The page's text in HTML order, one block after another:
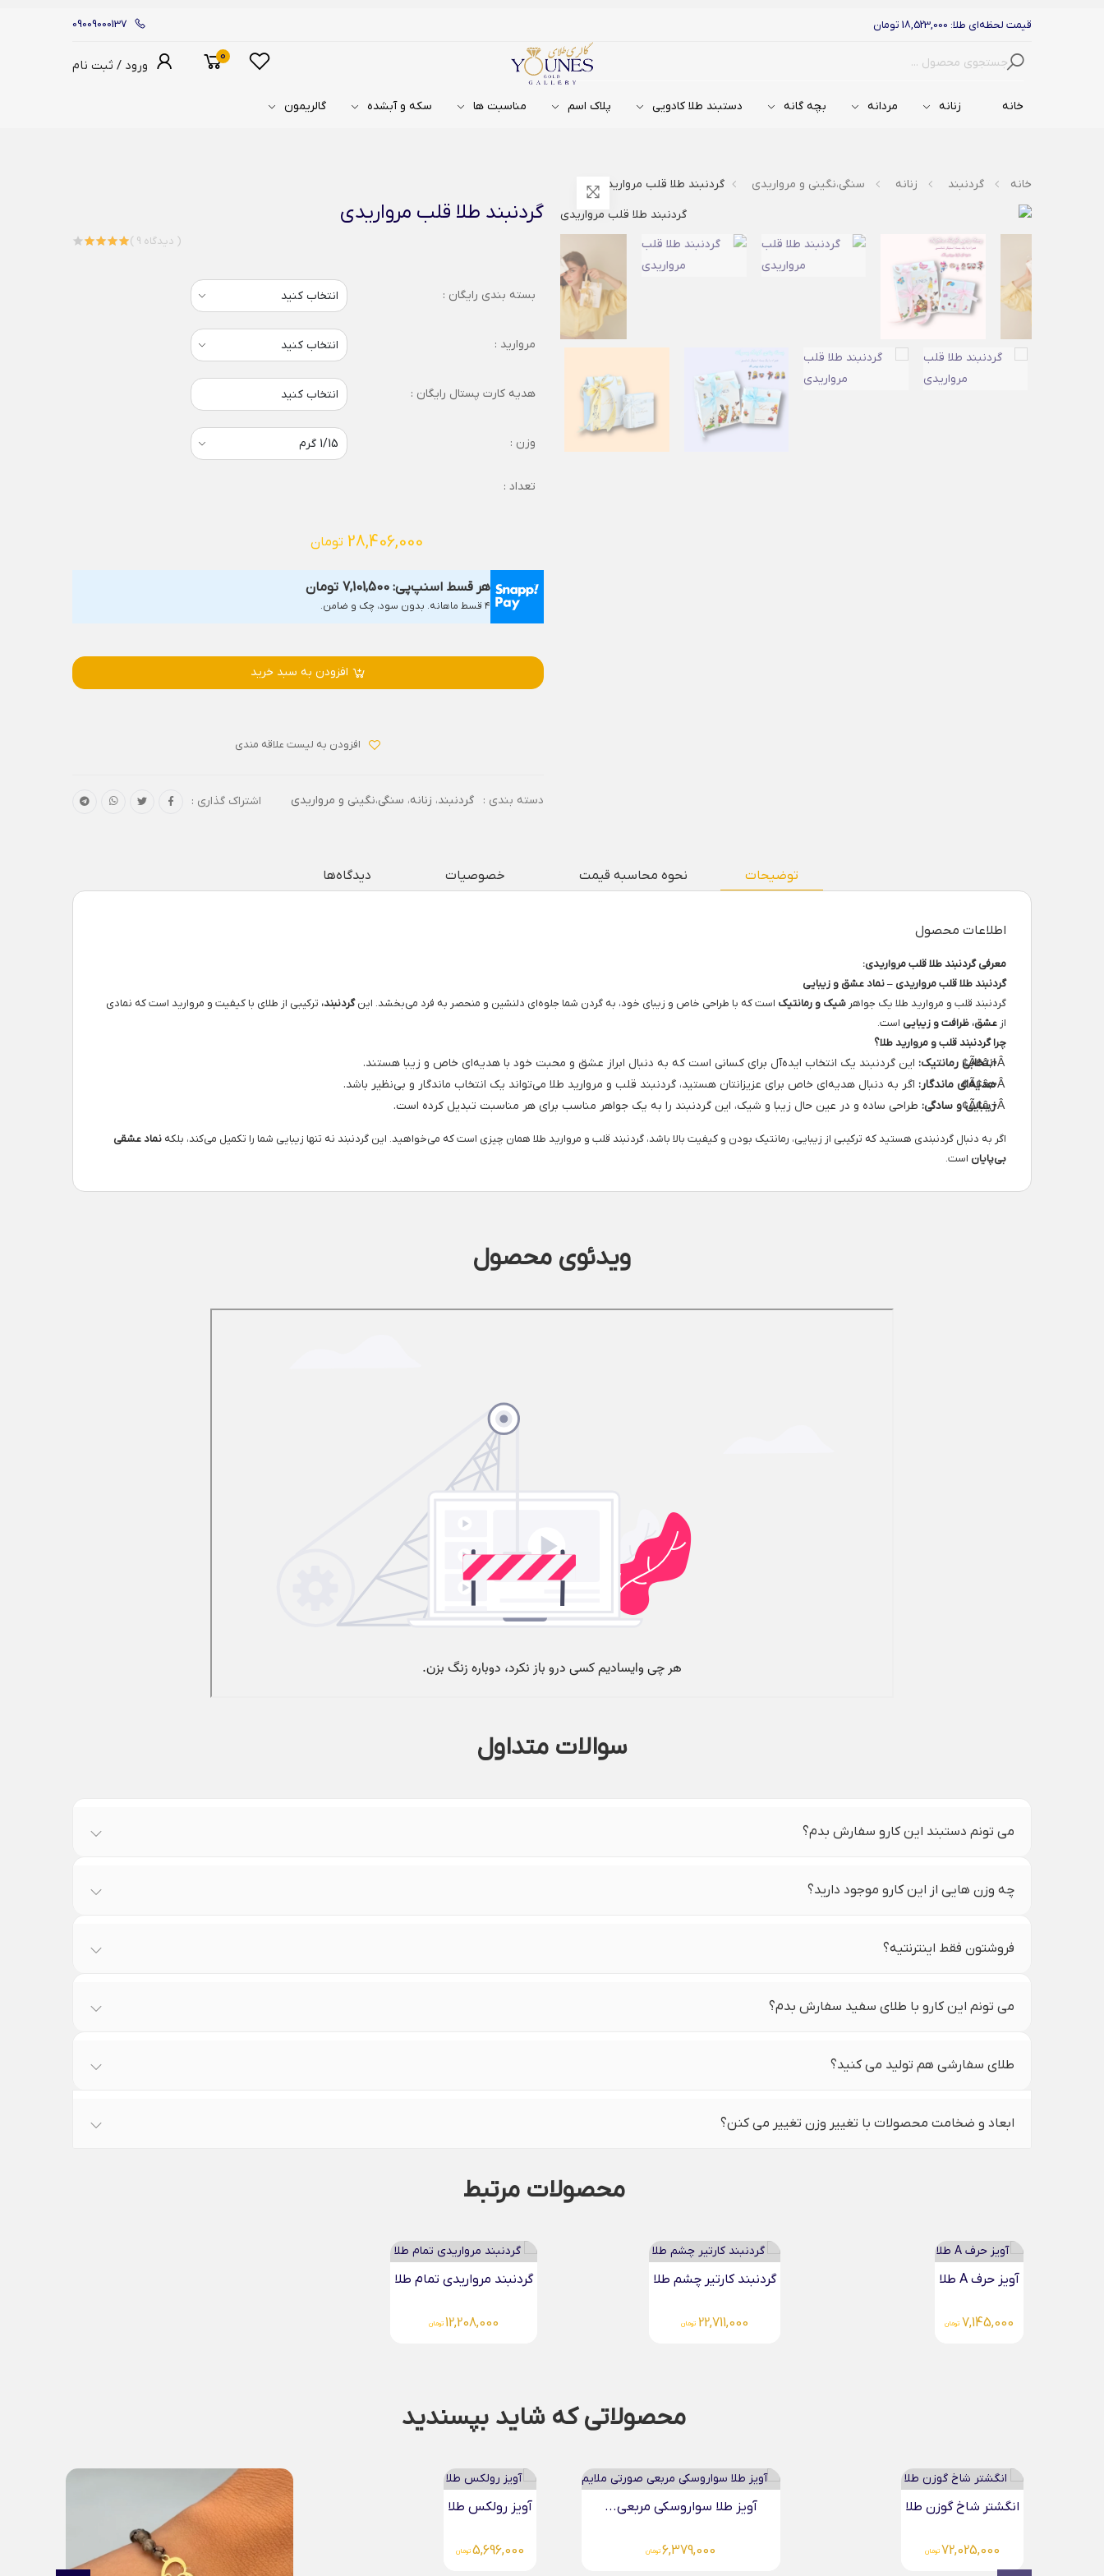
قیمت لحظه‌ای طلا: 18,523,000 تومان 09009000137
جستجو
ورود / ثبت نام
0
خانه زنانه مردانه بچه گانه دستبند طلا کادویی پلاک اسم مناسبت ها سکه و آبشده گالریمون
خانه گردنبند زنانه سنگی،نگینی و مرواریدی گردنبند طلا قلب مرواریدی
گردنبند طلا قلب مرواریدی
( 9 دیدگاه )
بسته بندی رایگان :
مروارید :
هدیه کارت پستال رایگان : انتخاب کنید
وزن :
تعداد :
28,406,000 تومان
هر قسط اسنپ‌پی: 7,101,500 تومان
۴ قسط ماهانه. بدون سود، چک و ضامن.
افزودن به سبد خرید
افزودن به لیست علاقه مندی
دسته بندی : گردنبند، زنانه، سنگی،نگینی و مرواریدی اشتراک گذاری :
توضیحات نحوه محاسبه قیمت خصوصیات دیدگاه‌ها
اطلاعات محصول
معرفی گردنبند طلا قلب مرواریدی:
گردنبند طلا قلب مرواریدی – نماد عشق و زیبایی
گردنبند قلب و مروارید طلا یک جواهر شیک و رمانتیک است که با طراحی خاص و زیبای خود، به گردن شما جلوه‌ای دلنشین و منحصر به فرد می‌بخشد. اینگردنبند، ترکیبی از طلای با کیفیت و مروارید است که نمادی
از عشق، ظرافت و زیبایی است.
چرا گردنبند قلب و مروارید طلا؟
انتخابی رمانتیک: این گردنبند یک انتخاب ایده‌آل برای کسانی است که به دنبال ابراز عشق و محبت خود با هدیه‌ای خاص و زیبا هستند.
هدیه‌ای ماندگار: اگر به دنبال هدیه‌ای خاص برای عزیزانتان هستید، گردنبند قلب و مروارید طلا می‌تواند یک انتخاب ماندگار و بی‌نظیر باشد.
زیبایی و سادگی: طراحی ساده و در عین حال زیبا و شیک، این گردنبند را به یک جواهر مناسب برای هر مناسبت تبدیل کرده است.
اگر به دنبال گردنبندی هستید که ترکیبی از زیبایی، رمانتیک بودن و کیفیت بالا باشد، گردنبند قلب و مروارید طلا همان چیزی است که می‌خواهید. این گردنبند نه تنها زیبایی شما را تکمیل می‌کند، بلکه نماد عشقی
بی‌پایان است.
ویدئوی محصول
سوالات متداول
می تونم دستبند این کارو سفارش بدم؟
چه وزن هایی از این کارو موجود دارید؟
فروشتون فقط اینترنتیه؟
می تونم این کارو با طلای سفید سفارش بدم؟
طلای سفارشی هم تولید می کنید؟
ابعاد و ضخامت محصولات با تغییر وزن تغییر می کنن؟
محصولات مرتبط
آویز حرف A طلا
7,145,000 تومان
گردنبند کارتیر چشم طلا
22,711,000 تومان
گردنبند مرواریدی تمام طلا
12,208,000 تومان
محصولاتی که شاید بپسندید
آویز طلا سواروسکی مربعی...
6,379,000
آویز رولکس طلا
تومان
گردنبند میناکاری دم وال...
19,138,000 تومان